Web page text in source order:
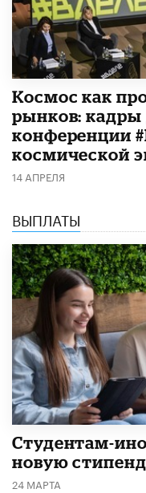
Космос как
рынков: кадры
конференции
космической
14 АПРЕЛЯ
ВЫПЛАТЫ
Студентам-
новую
24 МАРТА